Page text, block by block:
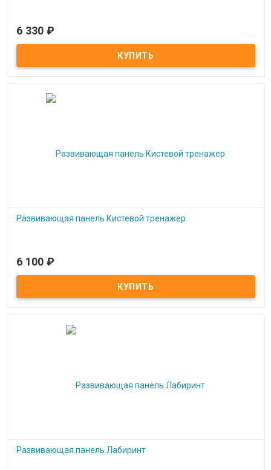
Под заказ
Тренажер для развития моторики рук
6 330 ₽
Развивающая панель Кистевой тренажер
Под заказ
Развивающая панель Кистевой тренажер
6 100 ₽
Развивающая панель Лабиринт